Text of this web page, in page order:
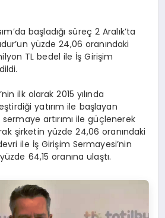
başladığı süreç 2 Aralık’ta
yüzde 24,06 oranındaki
TL bedel ile İş Girişim
ilk olarak 2015 yılında
yatırım ile başlayan
sermaye artırımı ile güçlenerek
şirketin yüzde 24,06 oranındaki
ile İş Girişim Sermayesi’nin
64,15 oranına ulaştı.